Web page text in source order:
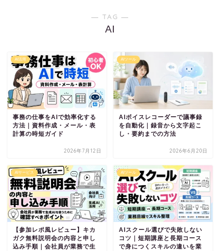
― TAG ―
AI
AI活用
事務の仕事をAIで効率化する
方法｜資料作成・メール・表
計算の時短ガイド
2026年7月12日
AIツール
AIボイスレコーダーで議事録
を自動化｜録音から文字起こ
し・要約までの方法
2026年6月20日
AIサービス
【参加レポ風レビュー】キカ
ガク無料説明会の内容と申し
込み手順｜会社員が業務で生
AIツール
AIスクール選びで失敗しない
コツ｜短期講座と長期コース
で身につくスキルの違いを業